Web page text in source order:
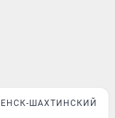
ШАХТИНСКИЙ